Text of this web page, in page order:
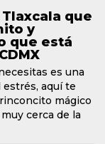
que
y
que está
es una
aquí te
mágico
cerca de la